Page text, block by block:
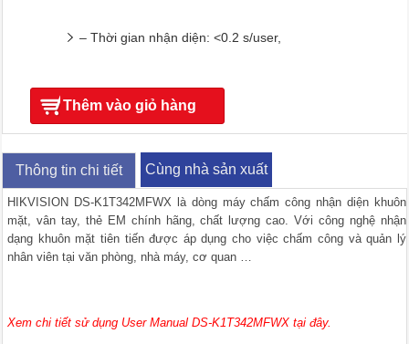
– Thời gian nhận diện: <0.2 s/user,
Thêm vào giỏ hàng
Thông tin chi tiết Cùng nhà sản xuất
HIKVISION DS-K1T342MFWX là dòng máy chấm công nhận diện khuôn
mặt, vân tay, thẻ EM chính hãng, chất lượng cao. Với công nghệ nhận
dạng khuôn mặt tiên tiến được áp dụng cho việc chấm công và quản lý
nhân viên tại văn phòng, nhà máy, cơ quan …
Xem chi tiết sử dụng User Manual DS-K1T342MFWX tại đây.